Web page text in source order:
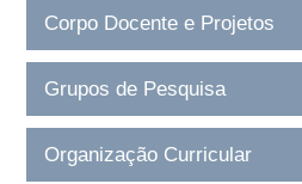
Corpo Docente e Projetos
Grupos de Pesquisa
Organização Curricular